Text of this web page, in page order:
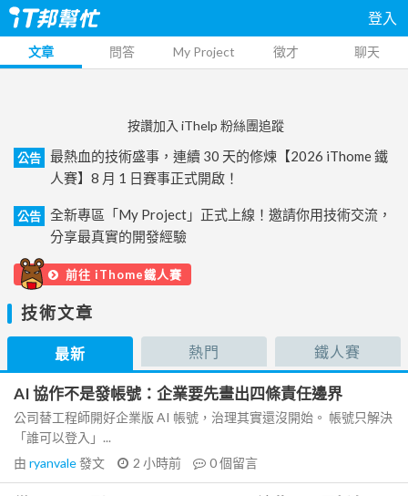
登入
文章 問答 My Project 徵才 聊天
按讚加入 iThelp 粉絲團追蹤
公告
最熱血的技術盛事，連續 30 天的修煉【2026 iThome 鐵
人賽】8 月 1 日賽事正式開啟！
公告
全新專區「My Project」正式上線！邀請你用技術交流，
分享最真實的開發經驗
前往 iThome鐵人賽
技術文章
最新 熱門 鐵人賽
AI 協作不是發帳號：企業要先畫出四條責任邊界
公司替工程師開好企業版 AI 帳號，治理其實還沒開始。 帳號只解決
「誰可以登入」...
由 ryanvale發文 2 小時前 0個留言